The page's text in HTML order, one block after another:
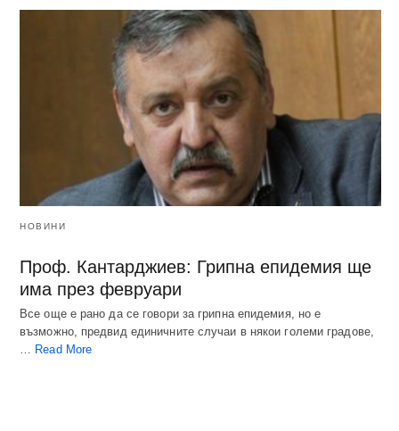
НОВИНИ
Проф. Кантарджиев: Грипна епидемия ще
има през февруари
Все още е рано да се говори за грипна епидемия, но е
възможно, предвид единичните случаи в някои големи градове,
… Read More